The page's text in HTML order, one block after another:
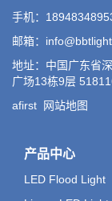
手机：
邮箱：
地址：中国广东省
广场13栋9层
afirst
网站地图
产品中心
LED Flood Light